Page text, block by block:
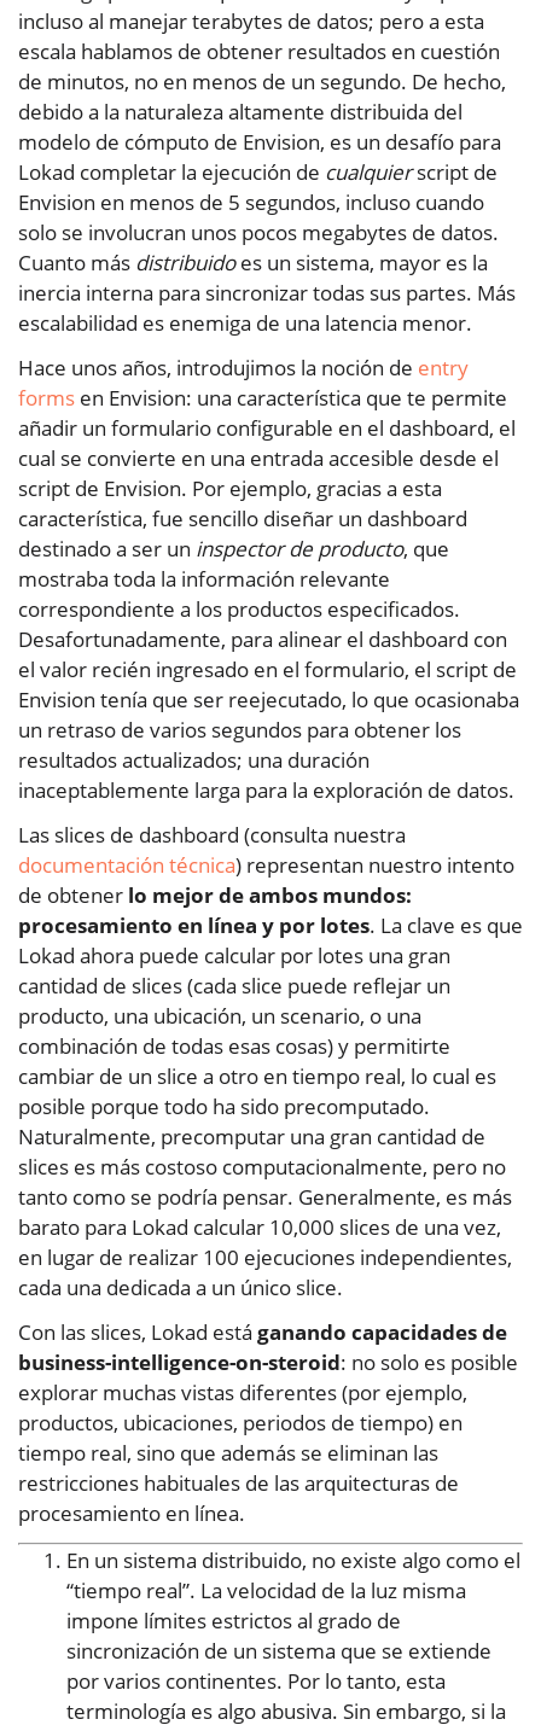
incluso al manejar terabytes de datos; pero a esta
escala hablamos de obtener resultados en cuestión
de minutos, no en menos de un segundo. De hecho,
debido a la naturaleza altamente distribuida del
modelo de cómputo de Envision, es un desafío para
Lokad completar la ejecución de cualquierscript de
Envision en menos de 5 segundos, incluso cuando
solo se involucran unos pocos megabytes de datos.
Cuanto más distribuidoes un sistema, mayor es la
inercia interna para sincronizar todas sus partes. Más
escalabilidad es enemiga de una latencia menor.
Hace unos años, introdujimos la noción de entry
forms en Envision: una característica que te permite
añadir un formulario configurable en el dashboard, el
cual se convierte en una entrada accesible desde el
script de Envision. Por ejemplo, gracias a esta
característica, fue sencillo diseñar un dashboard
destinado a ser un inspector de producto, que
mostraba toda la información relevante
correspondiente a los productos especificados.
Desafortunadamente, para alinear el dashboard con
el valor recién ingresado en el formulario, el script de
Envision tenía que ser reejecutado, lo que ocasionaba
un retraso de varios segundos para obtener los
resultados actualizados; una duración
inaceptablemente larga para la exploración de datos.
Las slices de dashboard (consulta nuestra
documentación técnica) representan nuestro intento
de obtener lo mejor de ambos mundos:
procesamiento en línea y por lotes. La clave es que
Lokad ahora puede calcular por lotes una gran
cantidad de slices (cada slice puede reflejar un
producto, una ubicación, un scenario, o una
combinación de todas esas cosas) y permitirte
cambiar de un slice a otro en tiempo real, lo cual es
posible porque todo ha sido precomputado.
Naturalmente, precomputar una gran cantidad de
slices es más costoso computacionalmente, pero no
tanto como se podría pensar. Generalmente, es más
barato para Lokad calcular 10,000 slices de una vez,
en lugar de realizar 100 ejecuciones independientes,
cada una dedicada a un único slice.
Con las slices, Lokad está ganando capacidades de
business-intelligence-on-steroid: no solo es posible
explorar muchas vistas diferentes (por ejemplo,
productos, ubicaciones, periodos de tiempo) en
tiempo real, sino que además se eliminan las
restricciones habituales de las arquitecturas de
procesamiento en línea.
En un sistema distribuido, no existe algo como el
“tiempo real”. La velocidad de la luz misma
impone límites estrictos al grado de
sincronización de un sistema que se extiende
por varios continentes. Por lo tanto, esta
terminología es algo abusiva. Sin embargo, si la